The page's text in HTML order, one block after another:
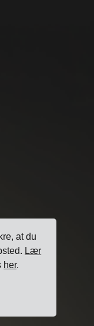
at du
Lær
her.